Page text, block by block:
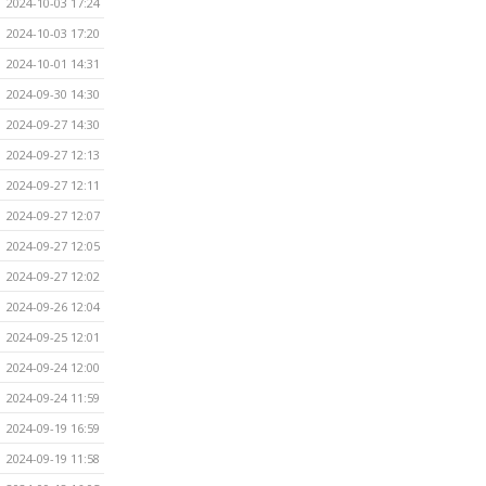
2024-10-03 17:20
2024-10-01 14:31
2024-09-30 14:30
2024-09-27 14:30
2024-09-27 12:13
2024-09-27 12:11
2024-09-27 12:07
2024-09-27 12:05
2024-09-27 12:02
2024-09-26 12:04
2024-09-25 12:01
2024-09-24 12:00
2024-09-24 11:59
2024-09-19 16:59
2024-09-19 11:58